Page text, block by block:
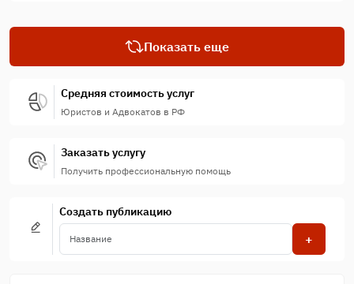
Показать еще
Средняя стоимость услуг
Юристов и Адвокатов в РФ
Заказать услугу
Получить профессиональную помощь
Создать публикацию
+